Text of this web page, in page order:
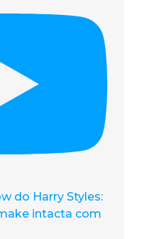
do Harry Styles:
intacta com